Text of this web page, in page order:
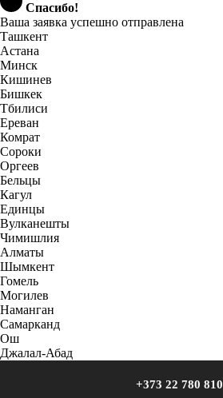
Спасибо!
Ваша заявка успешно отправлена
Ташкент
Астана
Минск
Кишинев
Бишкек
Тбилиси
Ереван
Комрат
Сороки
Оргеев
Бельцы
Кагул
Единцы
Вулканешты
Чимишлия
Алматы
Шымкент
Гомель
Могилев
Наманган
Самарканд
Ош
Джалал-Абад
+373 22 780 810